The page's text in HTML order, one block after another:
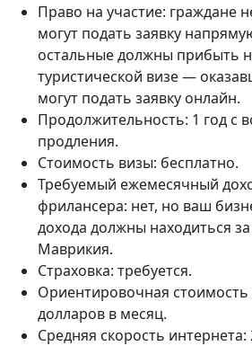
Право на участие: граждане
могут подать заявку
остальные должны прибыть
туристической визе —
могут подать заявку онлайн.
Продолжительность: 1 год с
продления.
Стоимость визы: бесплатно.
Требуемый ежемесячный
фрилансера: нет, но ваш
дохода должны находиться
Маврикия.
Страховка: требуется.
Ориентировочная
долларов в месяц.
Средняя скорость